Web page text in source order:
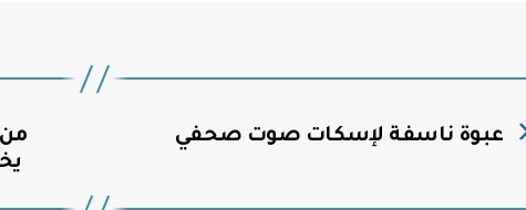
عبوة ناسفة لإسكات صوت صحفي